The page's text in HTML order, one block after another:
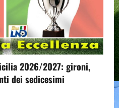
2026/2027: gironi,
dei sedicesimi